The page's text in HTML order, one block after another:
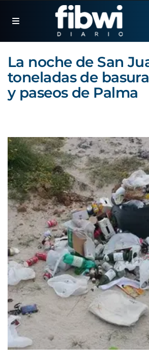
La noche de San
toneladas de
y paseos de Palma